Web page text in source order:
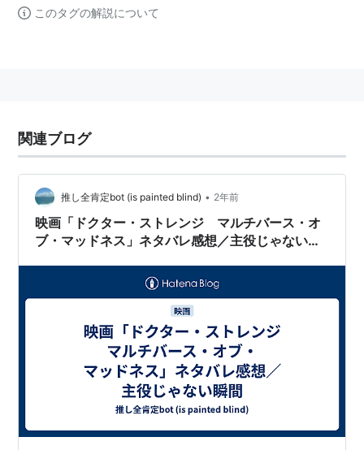
このタグの解説について
関連ブログ
推し全肯定bot (is painted blind) • 2年前
映画「ドクター・ストレンジ マルチバース・オ
ブ・マッドネス」ネタバレ感想／主役じゃない瞬